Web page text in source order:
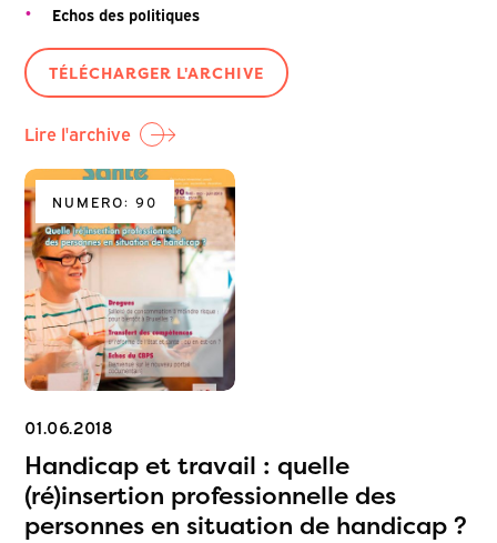
Echos des politiques
TÉLÉCHARGER L'ARCHIVE
Lire l'archive
NUMERO: 90
01.06.2018
Handicap et travail : quelle
(ré)insertion professionnelle des
personnes en situation de handicap ?